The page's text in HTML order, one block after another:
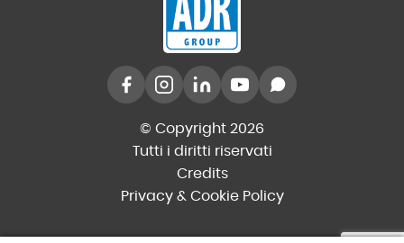
© Copyright 2026
Tutti i diritti riservati
Credits
Privacy & Cookie Policy